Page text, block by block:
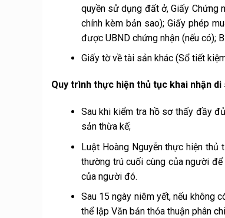
quyền sử dụng đất ở, Giấy Chứng
chính kèm bản sao); Giấy phép
được UBND chứng nhận (nếu có);
Giấy tờ về tài sản khác (Sổ tiết
Quy trình thực hiện thủ tục khai nhận
Sau khi kiểm tra hồ sơ thấy đầy
sản thừa kế;
Luật Hoàng Nguyễn thực hiện
thường trú cuối cùng của người
của người đó.
Sau 15 ngày niêm yết, nếu không
thể lập Văn bản thỏa thuận phân